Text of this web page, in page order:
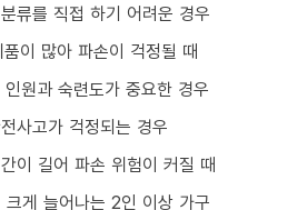
류를 직접 하기 어려운 경우
품이 많아 파손이 걱정될 때
원과 숙련도가 중요한 경우
사고가 걱정되는 경우
이 길어 파손 위험이 커질 때
게 늘어나는 2인 이상 가구